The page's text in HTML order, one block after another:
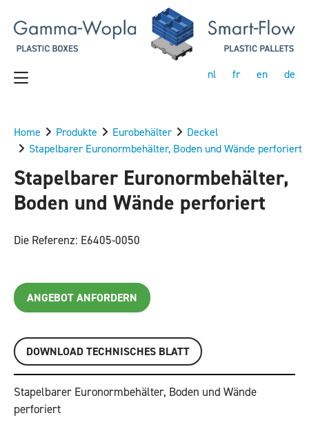
nl fr en de
Home Produkte Eurobehälter
Deckel
Stapelbarer Euronormbehälter, Boden und Wände perforiert
Stapelbarer Euronormbehälter,
Boden und Wände perforiert
Die Referenz: E6405-0050
ANGEBOT ANFORDERN
DOWNLOAD TECHNISCHES BLATT
Stapelbarer Euronormbehälter, Boden und Wände
perforiert